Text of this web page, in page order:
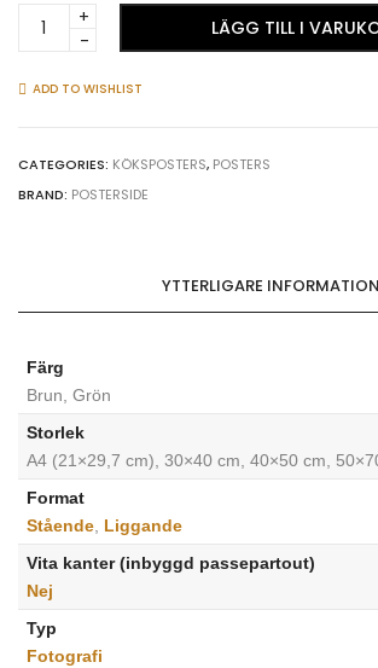
Asiatisk
mat
bordet
quantity
LÄGG TILL I
ADD TO WISHLIST
CATEGORIES: KÖKSPOSTERS, POSTERS
BRAND: POSTERSIDE
YTTERLIGARE INFORMATION
Färg
Brun, Grön
Storlek
A4 (21×29,7 cm), 30×40 cm, 40×50 cm,
Format
Stående, Liggande
Vita kanter (inbyggd passepartout)
Nej
Typ
Fotografi